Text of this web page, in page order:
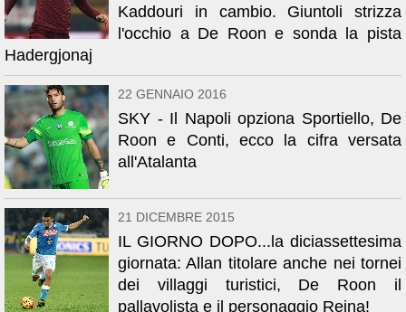
Kaddouri in cambio. Giuntoli strizza
l'occhio a De Roon e sonda la pista
Hadergjonaj
22 GENNAIO 2016
SKY - Il Napoli opziona Sportiello, De
Roon e Conti, ecco la cifra versata
all'Atalanta
21 DICEMBRE 2015
IL GIORNO DOPO...la diciassettesima
giornata: Allan titolare anche nei tornei
dei villaggi turistici, De Roon il
pallavolista e il personaggio Reina!